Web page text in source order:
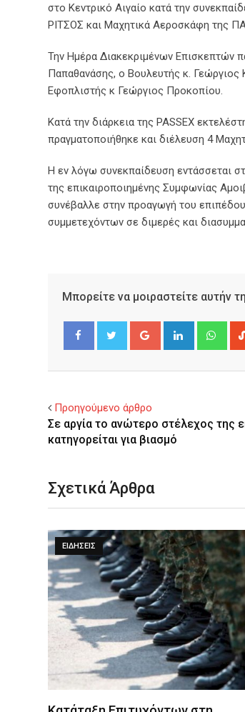
στο Κεντρικό Αιγαίο κατά την
ΡΙΤΣΟΣ και Μαχητικά Αεροσκάφη της
Την Ημέρα Διακεκριμένων Επισκεπτών
Παπαθανάσης, ο Βουλευτής κ.
Εφοπλιστής κ Γεώργιος Προκοπίου.
Κατά την διάρκεια της PASSEX
πραγματοποιήθηκε και διέλευση 4
Η εν λόγω συνεκπαίδευση εντάσσεται
της επικαιροποιημένης Συμφωνίας
συνέβαλλε στην προαγωγή του επιπέδου
συμμετεχόντων σε διμερές και
Μπορείτε να μοιραστείτε αυτήν
Google+ LinkedIn
Προηγούμενο άρθρο
Σε αργία το ανώτερο στέλεχος της
κατηγορείται για βιασμό
Σχετικά Άρθρα
ΕΙΔΉΣΕΙΣ